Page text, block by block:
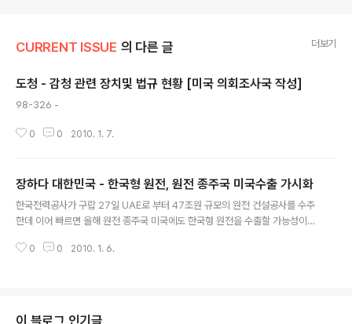
CURRENT ISSUE 의 다른 글 더보기
도청 - 감청 관련 장치및 법규 현황 [미국 의회조사국 작성]
98-326 -
0 0 2010. 1. 7.
장하다 대한민국 - 한국형 원전, 원전 종주국 미국수출 가시화
한국전력공사가 구랍 27일 UAE로 부터 47조원 규모의 원전 건설공사를 수주
한데 이어 빠르면 올해 원전 종주국 미국에도 한국형 원전을 수출할 가능성이
nate Energy Holdings, Inc.사는 한국전력공사가 개발한 3세대 원전 APR
다호와 콜로라도 원전에 한국형 원전인 APR 1400을 도입하고 싶다며 지난해
0 0 2010. 1. 6.
이 블로그 인기글